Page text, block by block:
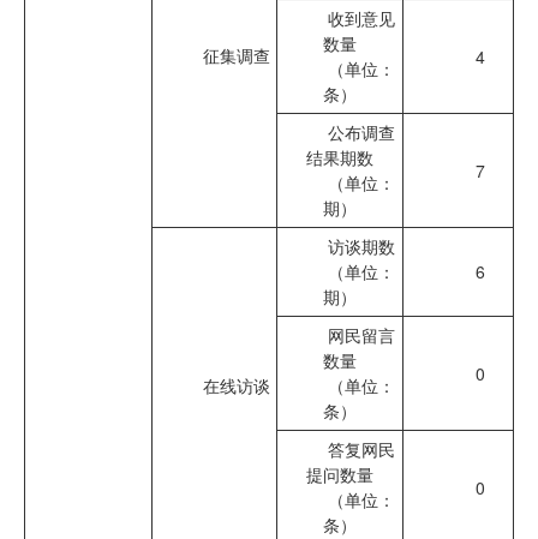
征集调查
收到意见
数量
（单位：
条）
4
公布调查
结果期数
（单位：
期）
7
在线访谈
访谈期数
（单位：
期）
6
网民留言
数量
（单位：
条）
0
答复网民
提问数量
（单位：
条）
0